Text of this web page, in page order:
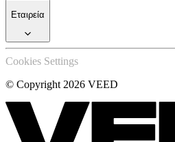
Εταιρεία
Cookies Settings
© Copyright 2026 VEED